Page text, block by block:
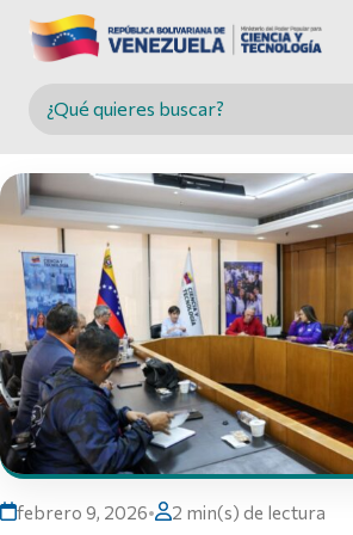
Buscar en MINCYT
febrero 9, 2026• 2 min(s) de lectura